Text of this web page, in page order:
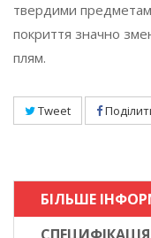
твердими
покриття значно
плям.
Tweet
БІЛЬШЕ